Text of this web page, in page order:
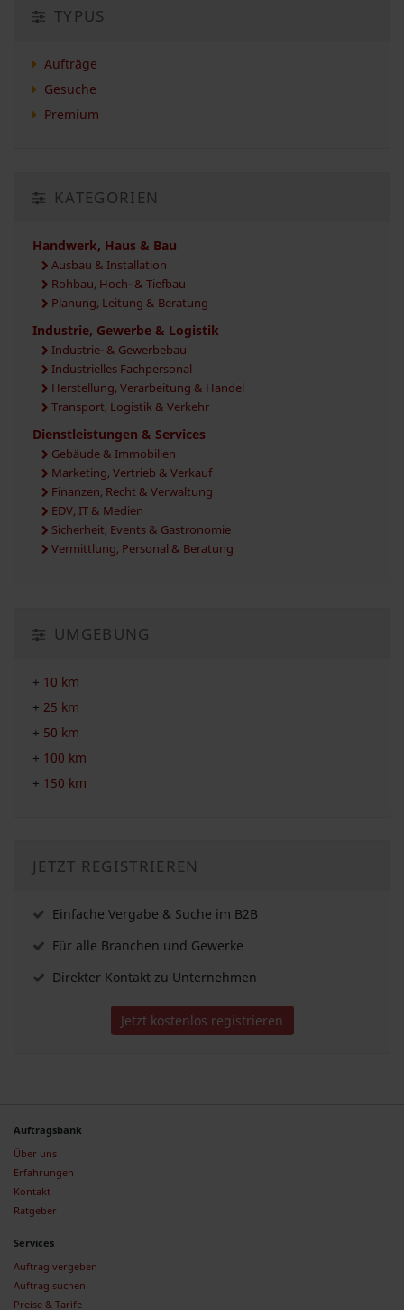
TYPUS
Aufträge
Gesuche
Premium
KATEGORIEN
Handwerk, Haus & Bau
Ausbau & Installation
Rohbau, Hoch- & Tiefbau
Planung, Leitung & Beratung
Industrie, Gewerbe & Logistik
Industrie- & Gewerbebau
Industrielles Fachpersonal
Herstellung, Verarbeitung & Handel
Transport, Logistik & Verkehr
Dienstleistungen & Services
Gebäude & Immobilien
Marketing, Vertrieb & Verkauf
Finanzen, Recht & Verwaltung
EDV, IT & Medien
Sicherheit, Events & Gastronomie
Vermittlung, Personal & Beratung
UMGEBUNG
+ 10 km
+ 25 km
+ 50 km
+ 100 km
+ 150 km
JETZT REGISTRIEREN
Einfache Vergabe & Suche im B2B
Für alle Branchen und Gewerke
Direkter Kontakt zu Unternehmen
Jetzt kostenlos registrieren
Auftragsbank
Über uns
Erfahrungen
Kontakt
Ratgeber
Services
Auftrag vergeben
Auftrag suchen
Preise & Tarife